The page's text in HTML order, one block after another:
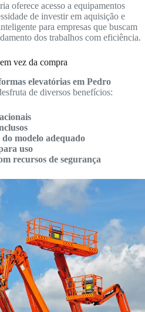
oferece acesso a equipamentos
de investir em aquisição e
para empresas que buscam
dos trabalhos com eficiência.
vez da compra
elevatórias em Pedro
de diversos benefícios:
modelo adequado
uso
recursos de segurança